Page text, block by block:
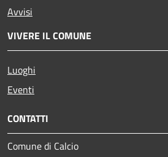
Avvisi
VIVERE IL COMUNE
Luoghi
Eventi
CONTATTI
Comune di Calcio